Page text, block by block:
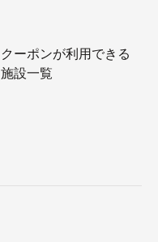
クーポンが利用できる
施設一覧